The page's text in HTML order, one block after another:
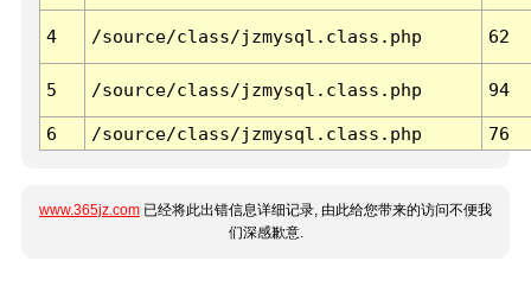
4 /source/class/jzmysql.class.php 62
5 /source/class/jzmysql.class.php 94
6 /source/class/jzmysql.class.php 76
www.365jz.com 已经将此出错信息详细记录, 由此给您带来的访问不便我
们深感歉意.